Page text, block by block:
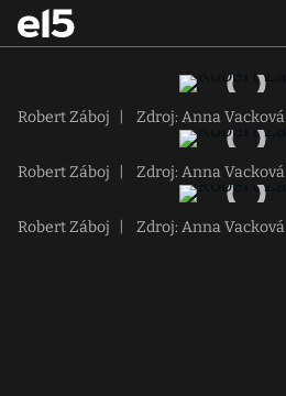
Robert Záboj Zdroj: Anna Vacková
Robert Záboj Zdroj: Anna Vacková
Robert Záboj Zdroj: Anna Vacková